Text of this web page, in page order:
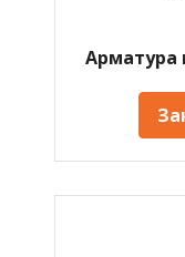
Арматура